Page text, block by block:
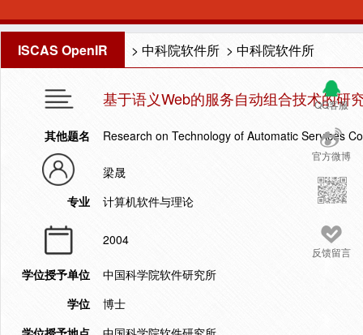
ISCAS OpenIR > 中科院软件所 > 中科院软件所
QQ客服
官方微博
反馈留言
基于语义Web的服务自动组合技术的研
其他题名 Research on Technology of Automatic Services
梁晟
专业
计算机软件与理论
2004
学位授予单位
中国科学院软件研究所
学位
博士